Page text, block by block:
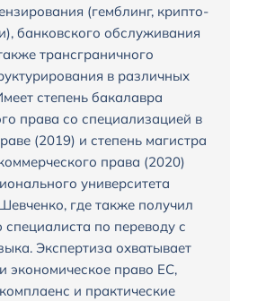
(гемблинг, крипто-
банковского обслуживания
трансграничного
в различных
степень бакалавра
права со специализацией в
(2019) и степень магистра
права (2020)
университета
где также получил
по переводу с
Экспертиза охватывает
экономическое право ЕС,
и практические